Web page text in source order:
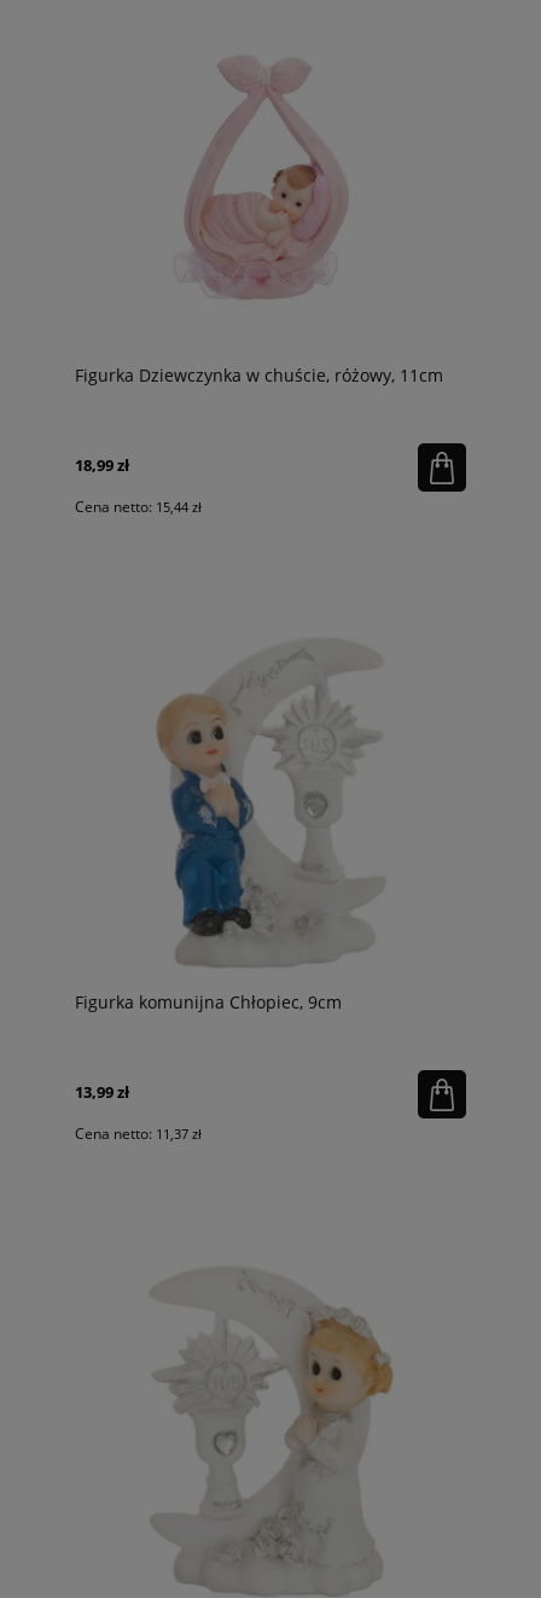
Figurka Dziewczynka w chuście, różowy, 11cm
18,99 zł
Cena netto: 15,44 zł
Figurka komunijna Chłopiec, 9cm
13,99 zł
Cena netto: 11,37 zł